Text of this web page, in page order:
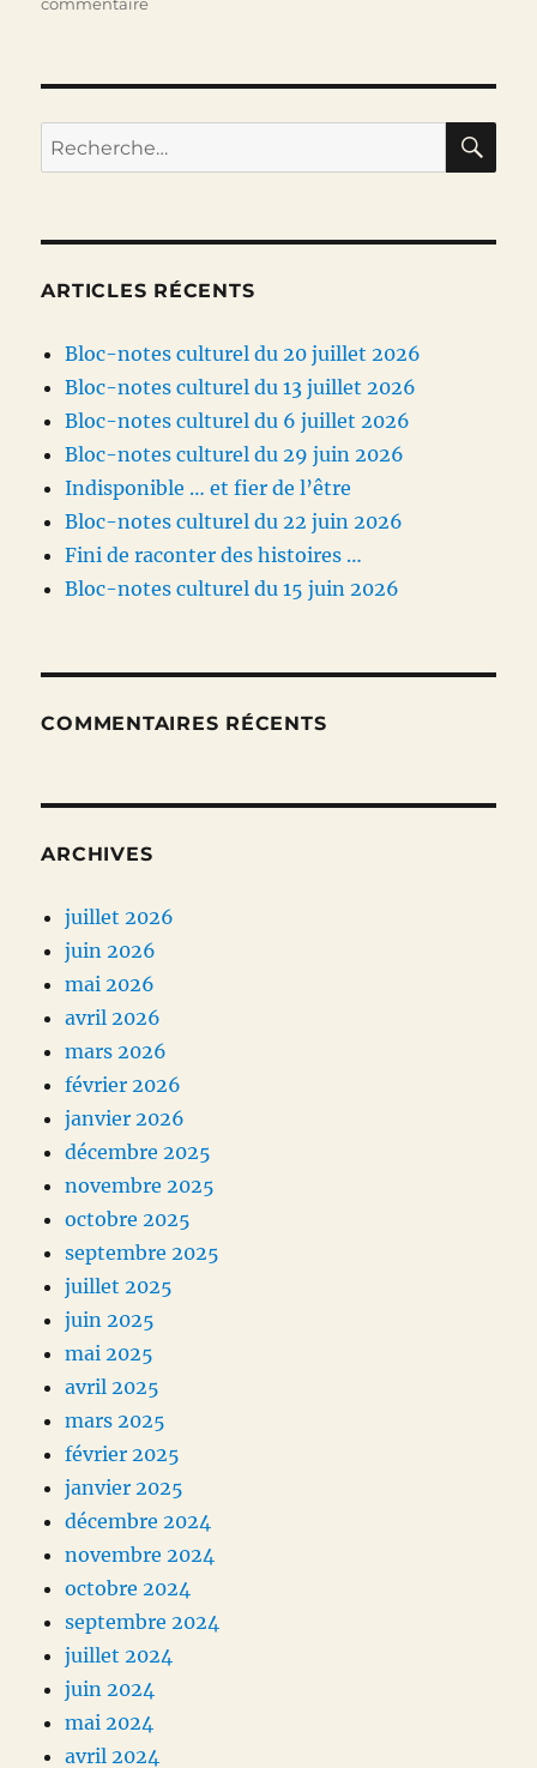
commentaire
3
mars
2025
Recherche
pour :
ARTICLES RÉCENTS
Bloc-notes culturel du 20 juillet 2026
Bloc-notes culturel du 13 juillet 2026
Bloc-notes culturel du 6 juillet 2026
Bloc-notes culturel du 29 juin 2026
Indisponible … et fier de l’être
Bloc-notes culturel du 22 juin 2026
Fini de raconter des histoires …
Bloc-notes culturel du 15 juin 2026
COMMENTAIRES RÉCENTS
ARCHIVES
juillet 2026
juin 2026
mai 2026
avril 2026
mars 2026
février 2026
janvier 2026
décembre 2025
novembre 2025
octobre 2025
septembre 2025
juillet 2025
juin 2025
mai 2025
avril 2025
mars 2025
février 2025
janvier 2025
décembre 2024
novembre 2024
octobre 2024
septembre 2024
juillet 2024
juin 2024
mai 2024
avril 2024